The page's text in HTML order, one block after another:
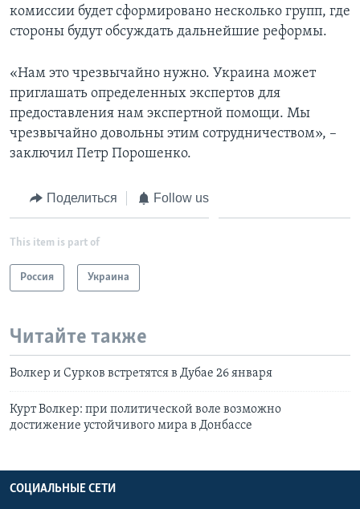
комиссии будет сформировано несколько групп, где
стороны будут обсуждать дальнейшие реформы.
«Нам это чрезвычайно нужно. Украина может
приглашать определенных экспертов для
предоставления нам экспертной помощи. Мы
чрезвычайно довольны этим сотрудничеством», –
заключил Петр Порошенко.
Поделиться Follow us
This item is part of
Россия Украина
Читайте также
Волкер и Сурков встретятся в Дубае 26 января
Курт Волкер: при политической воле возможно
достижение устойчивого мира в Донбассе
СОЦИАЛЬНЫЕ СЕТИ